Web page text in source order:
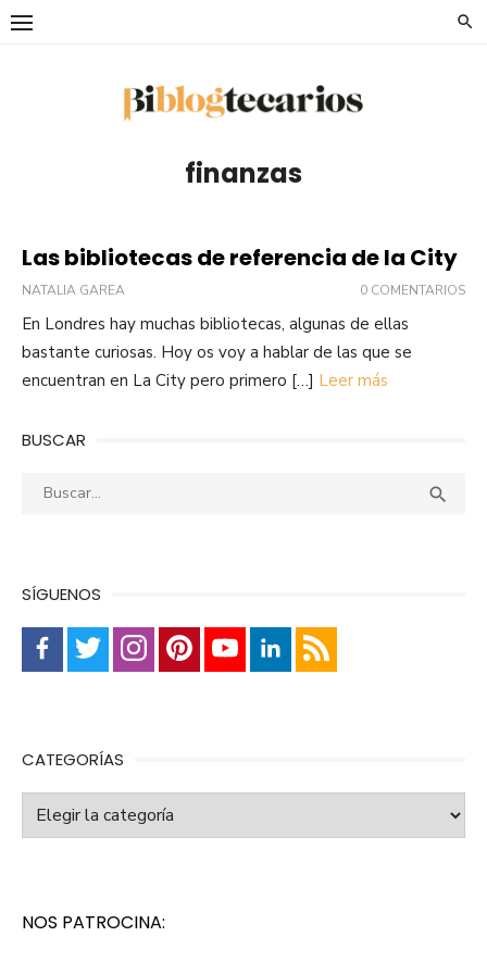
Saltar
finanzas
Las bibliotecas de referencia de la City
NATALIA GAREA 0 COMENTARIOS
En Londres hay muchas bibliotecas, algunas de ellas
bastante curiosas. Hoy os voy a hablar de las que se
encuentran en La City pero primero […] Leer más
BUSCAR
Buscar: 
SÍGUENOS
CATEGORÍAS
Categorías
NOS PATROCINA: